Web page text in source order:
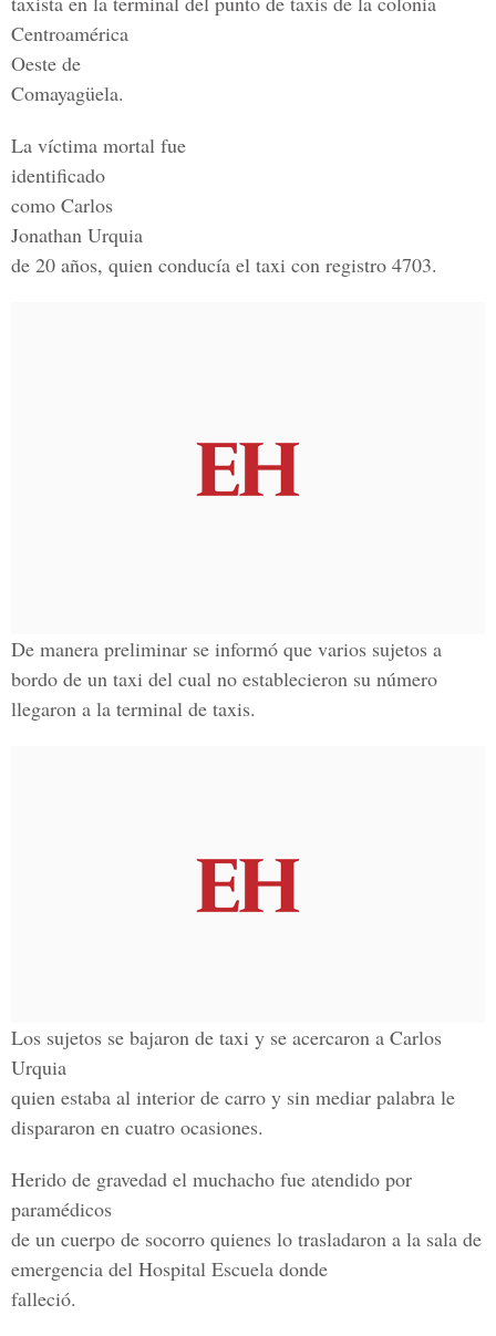
Centroamérica
Oeste de
Comayagüela.
La víctima mortal fue
identificado
como Carlos
Jonathan Urquia
de 20 años, quien conducía el taxi con registro 4703.
De manera preliminar se informó que varios sujetos a
bordo de un taxi del cual no establecieron su número
llegaron a la terminal de taxis.
Los sujetos se bajaron de taxi y se acercaron a Carlos
Urquia
quien estaba al interior de carro y sin mediar palabra le
dispararon en cuatro ocasiones.
Herido de gravedad el muchacho fue atendido por
paramédicos
de un cuerpo de socorro quienes lo trasladaron a la sala de
emergencia del Hospital Escuela donde
falleció.